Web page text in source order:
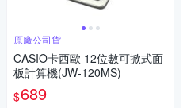
原廠公司貨
CASIO卡西歐 12位數可掀式面
板計算機(JW-120MS)
$689